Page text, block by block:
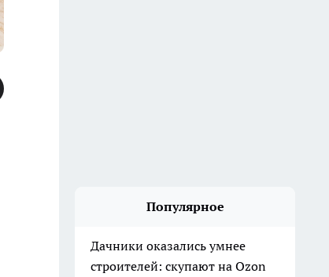
Популярное
Дачники оказались умнее
строителей: скупают на Ozon